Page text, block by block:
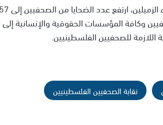
وكافة المؤسسات الحقوقية والإنسانية
اللازمة للصحفيين الفلسطينيين.
نقابة الصحفيين الفلسطينيين